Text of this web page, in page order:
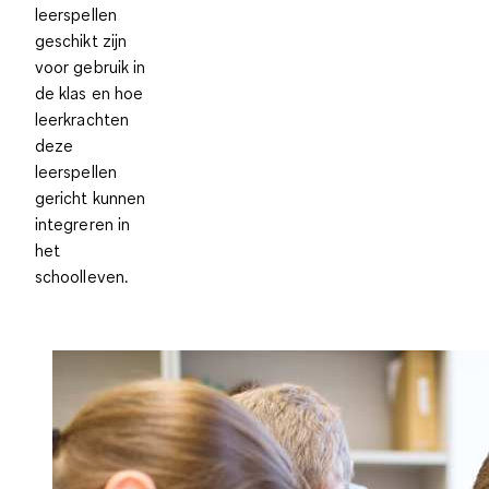
leerspellen
geschikt zijn
voor gebruik in
de klas en hoe
leerkrachten
deze
leerspellen
gericht kunnen
integreren in
het
schoolleven.